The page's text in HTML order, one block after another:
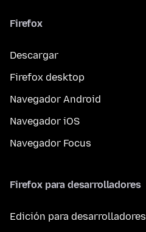
Firefox
Descargar
Firefox desktop
Navegador Android
Navegador iOS
Navegador Focus
Firefox para desarrolladores
Edición para desarrolladores